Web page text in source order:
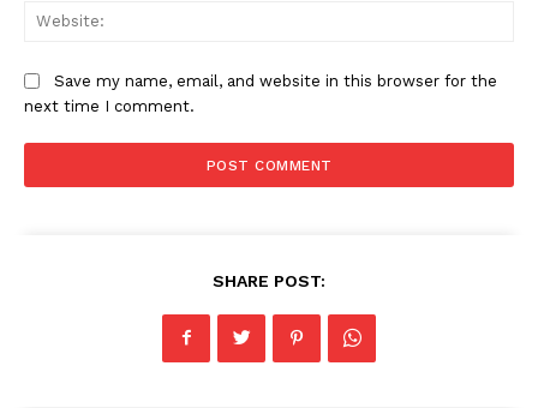
Save my name, email, and website in this browser for the
next time I comment.
SHARE POST: